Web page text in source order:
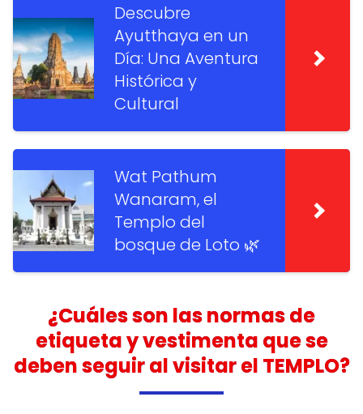
Descubre
Ayutthaya en un
Día: Una Aventura
Histórica y
Cultural
Wat Pathum
Wanaram, el
Templo del
bosque de Loto 🌿
¿Cuáles son las normas de
etiqueta y vestimenta que se
deben seguir al visitar el TEMPLO?